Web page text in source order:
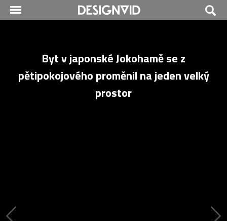
Byt v japonské Jokohamě se z
pětipokojového proměnil na jeden velký
prostor